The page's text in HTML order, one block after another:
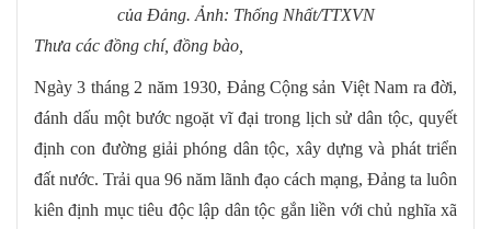
của Đảng. Ảnh: Thống Nhất/TTXVN
Thưa các đồng chí, đồng bào,
Ngày 3 tháng 2 năm 1930, Đảng Cộng sản Việt Nam ra đời,
đánh dấu một bước ngoặt vĩ đại trong lịch sử dân tộc, quyết
định con đường giải phóng dân tộc, xây dựng và phát triển
đất nước. Trải qua 96 năm lãnh đạo cách mạng, Đảng ta luôn
kiên định mục tiêu độc lập dân tộc gắn liền với chủ nghĩa xã